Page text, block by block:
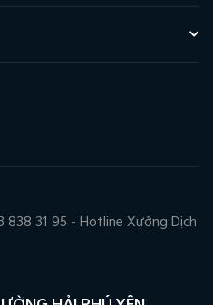
lùi, cảm biến áp suất
tốc độ MLSA​
838 31 95 - Hotline Xưởng Dịch